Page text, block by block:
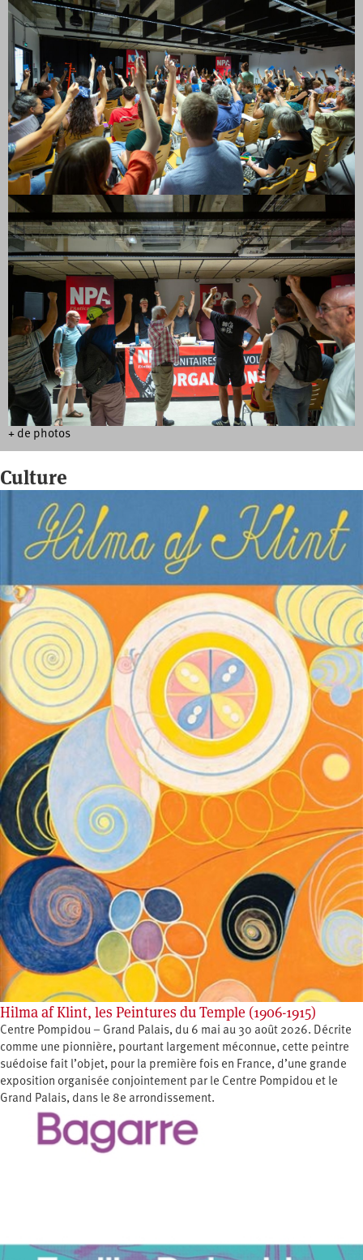
+ de photos
Culture
Hilma af Klint, les Peintures du Temple (1906-1915)
Centre Pompidou – Grand Palais, du 6 mai au 30 août 2026. Décrite
comme une pionnière, pourtant largement méconnue, cette peintre
suédoise fait l’objet, pour la première fois en France, d’une grande
exposition organisée conjointement par le Centre Pompidou et le
Grand Palais, dans le 8e arrondissement.